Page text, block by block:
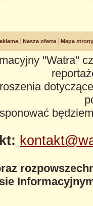
Nasza oferta Mapa strony
"Watra"